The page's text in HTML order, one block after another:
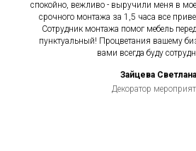
спокойно, вежливо - выручили меня в
срочного монтажа за 1,5 часа все
Сотрудник монтажа помог мебель
пунктуальный! Процветания вашему
вами всегда буду
Зайцева Светлана
Декоратор